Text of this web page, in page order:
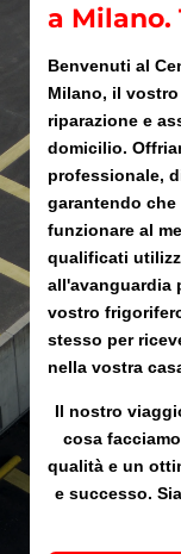
a Milano.
Benvenuti al
Milano, il
riparazione e
domicilio.
professionale,
garantendo
funzionare al
qualificati
all'avanguardia
vostro
stesso per
nella vostra
Il nostro
cosa
qualità e un
e successo.